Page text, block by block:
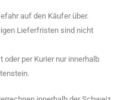
auf den Käufer über.
Lieferfristen sind nicht
per Kurier nur innerhalb